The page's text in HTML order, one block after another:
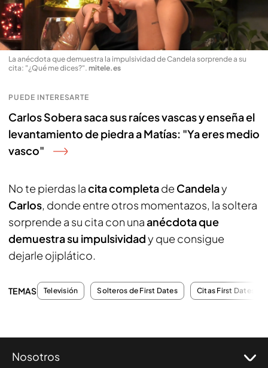
La anécdota que demuestra la impulsividad de Candela sorprende a su
cita: "¿Qué me dices?". mitele.es
PUEDE INTERESARTE
Carlos Sobera saca sus raíces vascas y enseña el
levantamiento de piedra a Matías: "Ya eres medio
vasco"
No te pierdas lacita completade Candelay
Carlos, donde entre otros momentazos, la soltera
sorprende a su cita con unaanécdota que
demuestra su impulsividady que consigue
dejarle ojiplático.
TEMAS Televisión Solteros de First Dates Citas First Dates
Nosotros